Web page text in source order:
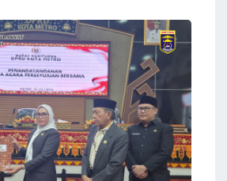
Metro
Metro mengadakan Rapat
di Ruang OR DPRD Kota Metro
Agustus 2022 .